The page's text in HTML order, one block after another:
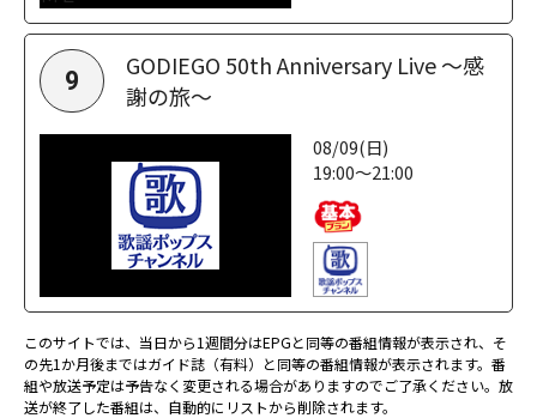
9
GODIEGO 50th Anniversary Live ～感
謝の旅～
08/09(日)
19:00～21:00
このサイトでは、当日から1週間分はEPGと同等の番組情報が表示され、そ
の先1か月後まではガイド誌（有料）と同等の番組情報が表示されます。番
組や放送予定は予告なく変更される場合がありますのでご了承ください。放
送が終了した番組は、自動的にリストから削除されます。